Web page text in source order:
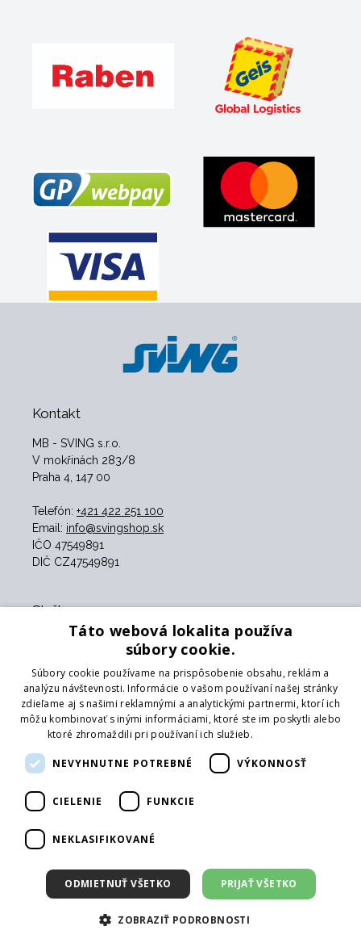
Kontakt
MB - SVING s.r.o.
V mokřinách 283/8
Praha 4, 147 00
Telefón: +421 422 251 100
Email: info@svingshop.sk
IČO 47549891
DIČ CZ47549891
Služby
Showroom
Logovanie
Poradenstvo
Platobné metódy
Platba vopred na účet
Pobočky
Centrálny sklad
Táto webová lokalita používa
súbory cookie.
Súbory cookie používame na prispôsobenie obsahu, reklám a
analýzu návštevnosti. Informácie o vašom používaní našej stránky
zdieľame aj s našimi reklamnými a analytickými partnermi, ktorí ich
môžu kombinovať s inými informáciami, ktoré ste im poskytli alebo
ktoré zhromaždili pri používaní ich služieb.
NEVYHNUTNE POTREBNÉ VÝKONNOSŤ
CIELENIE FUNKCIE
NEKLASIFIKOVANÉ
PRIJAŤ VŠETKO
ODMIETNUŤ VŠETKO
ZOBRAZIŤ PODROBNOSTI